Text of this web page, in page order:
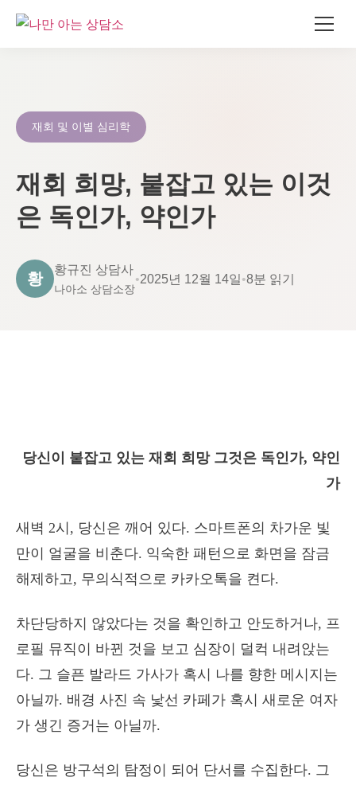
재회 및 이별 심리학
재회 희망, 붙잡고 있는 이것
은 독인가, 약인가
황
황규진 상담사
나아소 상담소장
•2025년 12월 14일•8분 읽기
당신이 붙잡고 있는 재회 희망 그것은 독인가, 약인
가
새벽 2시, 당신은 깨어 있다. 스마트폰의 차가운 빛
만이 얼굴을 비춘다. 익숙한 패턴으로 화면을 잠금
해제하고, 무의식적으로 카카오톡을 켠다.
차단당하지 않았다는 것을 확인하고 안도하거나, 프
로필 뮤직이 바뀐 것을 보고 심장이 덜컥 내려앉는
다. 그 슬픈 발라드 가사가 혹시 나를 향한 메시지는
아닐까. 배경 사진 속 낯선 카페가 혹시 새로운 여자
가 생긴 증거는 아닐까.
당신은 방구석의 탐정이 되어 단서를 수집한다. 그